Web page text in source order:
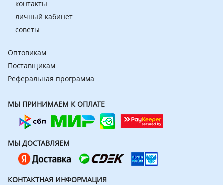
контакты
личный кабинет
советы
Оптовикам
Поставщикам
Реферальная программа
МЫ ПРИНИМАЕМ К ОПЛАТЕ
МЫ ДОСТАВЛЯЕМ
КОНТАКТНАЯ ИНФОРМАЦИЯ